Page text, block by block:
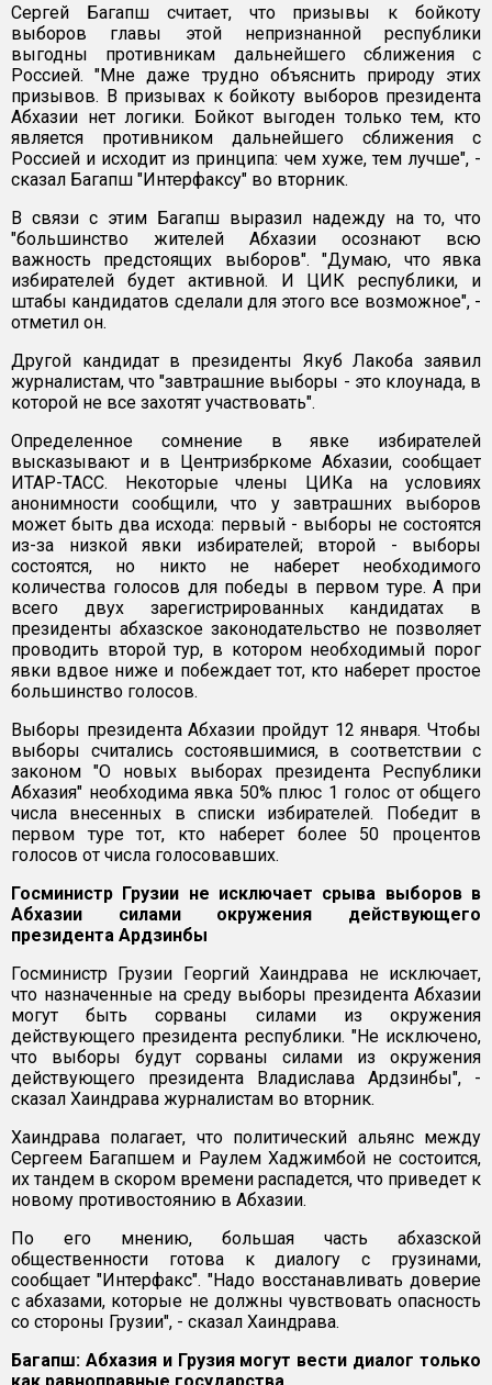
Сергей Багапш считает, что призывы к бойкоту
выборов главы этой непризнанной республики
выгодны противникам дальнейшего сближения с
Россией. "Мне даже трудно объяснить природу этих
призывов. В призывах к бойкоту выборов президента
Абхазии нет логики. Бойкот выгоден только тем, кто
является противником дальнейшего сближения с
Россией и исходит из принципа: чем хуже, тем лучше", -
сказал Багапш "Интерфаксу" во вторник.
В связи с этим Багапш выразил надежду на то, что
"большинство жителей Абхазии осознают всю
важность предстоящих выборов". "Думаю, что явка
избирателей будет активной. И ЦИК республики, и
штабы кандидатов сделали для этого все возможное", -
отметил он.
Другой кандидат в президенты Якуб Лакоба заявил
журналистам, что "завтрашние выборы - это клоунада, в
которой не все захотят участвовать".
Определенное сомнение в явке избирателей
высказывают и в Центризбркоме Абхазии, сообщает
ИТАР-ТАСС. Некоторые члены ЦИКа на условиях
анонимности сообщили, что у завтрашних выборов
может быть два исхода: первый - выборы не состоятся
из-за низкой явки избирателей; второй - выборы
состоятся, но никто не наберет необходимого
количества голосов для победы в первом туре. А при
всего двух зарегистрированных кандидатах в
президенты абхазское законодательство не позволяет
проводить второй тур, в котором необходимый порог
явки вдвое ниже и побеждает тот, кто наберет простое
большинство голосов.
Выборы президента Абхазии пройдут 12 января. Чтобы
выборы считались состоявшимися, в соответствии с
законом "О новых выборах президента Республики
Абхазия" необходима явка 50% плюс 1 голос от общего
числа внесенных в списки избирателей. Победит в
первом туре тот, кто наберет более 50 процентов
голосов от числа голосовавших.
Госминистр Грузии не исключает срыва выборов в
Абхазии силами окружения действующего
президента Ардзинбы
Госминистр Грузии Георгий Хаиндрава не исключает,
что назначенные на среду выборы президента Абхазии
могут быть сорваны силами из окружения
действующего президента республики. "Не исключено,
что выборы будут сорваны силами из окружения
действующего президента Владислава Ардзинбы", -
сказал Хаиндрава журналистам во вторник.
Хаиндрава полагает, что политический альянс между
Сергеем Багапшем и Раулем Хаджимбой не состоится,
их тандем в скором времени распадется, что приведет к
новому противостоянию в Абхазии.
По его мнению, большая часть абхазской
общественности готова к диалогу с грузинами,
сообщает "Интерфакс". "Надо восстанавливать доверие
с абхазами, которые не должны чувствовать опасность
со стороны Грузии", - сказал Хаиндрава.
Багапш: Абхазия и Грузия могут вести диалог только
как равноправные государства